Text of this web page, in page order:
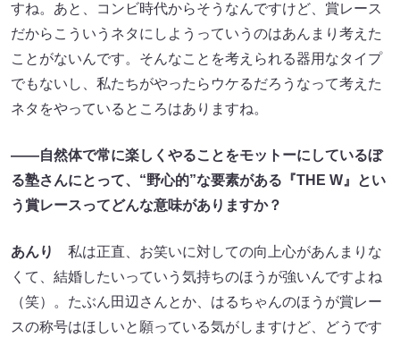
すね。あと、コンビ時代からそうなんですけど、賞レース
だからこういうネタにしようっていうのはあんまり考えた
ことがないんです。そんなことを考えられる器用なタイプ
でもないし、私たちがやったらウケるだろうなって考えた
ネタをやっているところはありますね。
――自然体で常に楽しくやることをモットーにしているぼ
る塾さんにとって、“野心的”な要素がある『THE W』とい
う賞レースってどんな意味がありますか？
あんり
私は正直、お笑いに対しての向上心があんまりな
くて、結婚したいっていう気持ちのほうが強いんですよね
（笑）。たぶん田辺さんとか、はるちゃんのほうが賞レー
スの称号はほしいと願っている気がしますけど、どうです